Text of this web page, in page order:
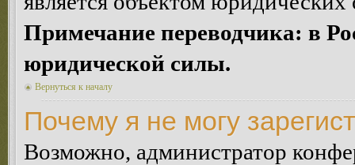
Примечание переводчика: в
юридической силы.
Вернуться к началу
Почему я не могу
Возможно, администратор